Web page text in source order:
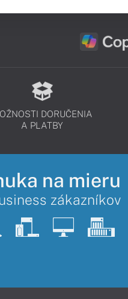
DORUČENIA
A PLATBY
na mieru
zákazníkov